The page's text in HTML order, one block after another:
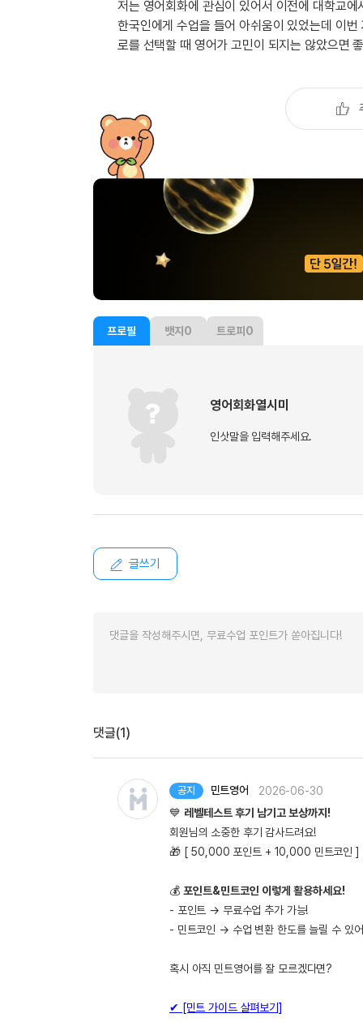
유용한영어표현
유용한영어표현
유용한영어표현
저는 영어회화에 관심이 있어서 이전에 대학교
한국인에게 수업을 들어 아쉬움이 있었는데 이
로를 선택할 때 영어가 고민이 되지는 않았으면
프로필 뱃지 0 트로피 0
영어회화열시미
인삿말을 입력해주세요.
글쓰기
댓글(1)
공지 민트영어
2026-06-30
💙 레벨테스트 후기 남기고 보상까지!
회원님의 소중한 후기 감사드려요!
🎁 [ 50,000 포인트 + 10,000 민트코인 ]
💰 포인트&민트코인 이렇게 활용하세요!
- 포인트 → 무료수업 추가 가능!
- 민트코인 → 수업 변환 한도를 늘릴 수 있
혹시 아직 민트영어를 잘 모르겠다면?
✔ [민트 가이드 살펴보기]